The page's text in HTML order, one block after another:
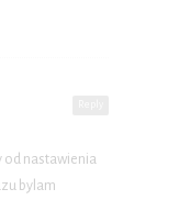
od nastawienia
bylam